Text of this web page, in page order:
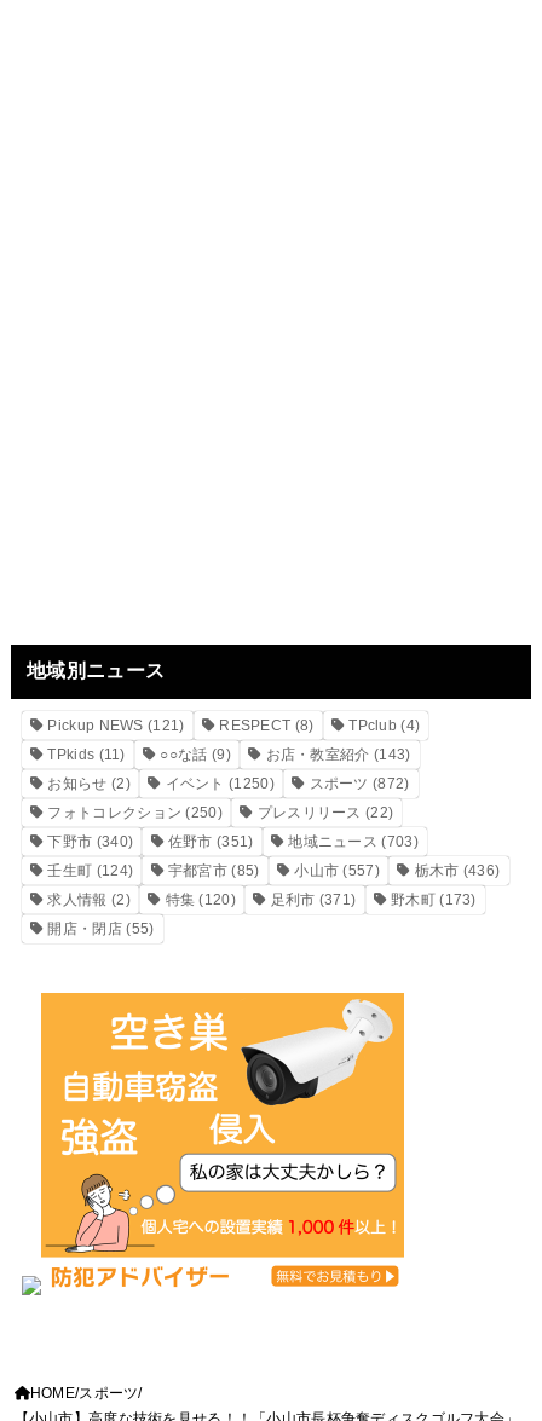
地域別ニュース
Pickup NEWS (121) RESPECT (8) TPclub (4)
TPkids (11) ○○な話 (9) お店・教室紹介 (143)
お知らせ (2) イベント (1250) スポーツ (872)
フォトコレクション (250) プレスリリース (22)
下野市 (340) 佐野市 (351) 地域ニュース (703)
壬生町 (124) 宇都宮市 (85) 小山市 (557) 栃木市 (436)
求人情報 (2) 特集 (120) 足利市 (371) 野木町(173)
開店・閉店(55)
HOME スポーツ